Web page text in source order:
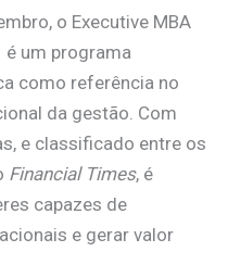
o Executive MBA
um programa
como referência no
da gestão. Com
e classificado entre os
Financial Times, é
capazes de
e gerar valor